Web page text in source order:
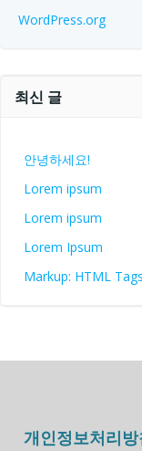
WordPress.org
최신 글
안녕하세요!
Lorem ipsum
Lorem ipsum
Lorem Ipsum
Markup: HTML
개인정보처리